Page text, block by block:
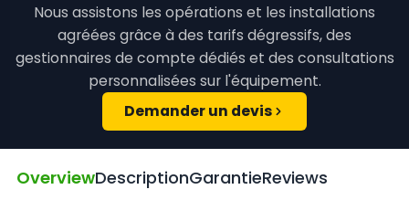
Nous assistons les opérations et les installations
agréées grâce à des tarifs dégressifs, des
gestionnaires de compte dédiés et des consultations
personnalisées sur l'équipement.
Demander un devis
OverviewDescriptionGarantieReviews